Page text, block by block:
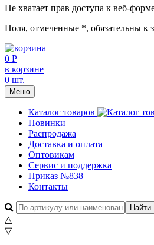
Не хватает прав доступа к веб-
Поля, отмеченные *, обязательны к
0 Р
в корзине
0 шт.
Меню
Каталог товаров
Новинки
Распродажа
Доставка и оплата
Оптовикам
Сервис и поддержка
Приказ №838
Контакты
△
▽